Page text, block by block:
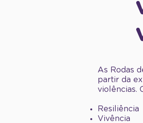
As Rodas
partir da
violências.
Resiliência
Vivência